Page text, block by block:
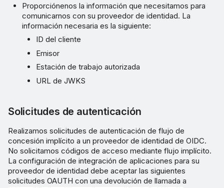
Proporciónenos la información que necesitamos para
comunicarnos con su proveedor de identidad. La
información necesaria es la siguiente:
ID del cliente
Emisor
Estación de trabajo autorizada
URL de JWKS
Solicitudes de autenticación
Realizamos solicitudes de autenticación de flujo de
concesión implícito a un proveedor de identidad de OIDC.
No solicitamos códigos de acceso mediante flujo implícito.
La configuración de integración de aplicaciones para su
proveedor de identidad debe aceptar las siguientes
solicitudes OAUTH con una devolución de llamada a